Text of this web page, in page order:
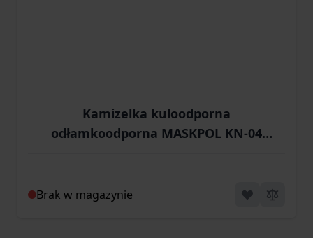
Kamizelka kuloodporna
odłamkoodporna MASKPOL KN-04
Brak w magazynie